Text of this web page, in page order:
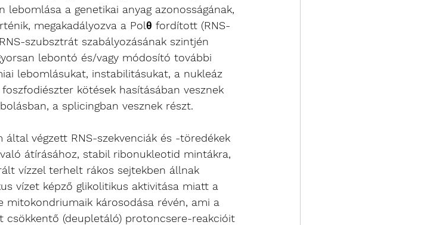
lebomlása a genetikai anyag azonosságának,
megakadályozva a Polθ fordított (RNS-
szubsztrát szabályozásának szintjén
lebontó és/vagy módosító további
lebomlásukat, instabilitásukat, a nukleáz
kötések hasításában vesznek
a splicingban vesznek részt.
végzett RNS-szekvenciák és -töredékek
átírásához, stabil ribonukleotid mintákra,
vízzel terhelt rákos sejtekben állnak
vízet képző glikolitikus aktivitása miatt a
mitokondriumaik károsodása révén, ami a
csökkentő (deupletáló) protoncsere-reakcióit